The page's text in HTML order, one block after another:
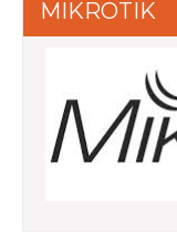
MIKROTIK